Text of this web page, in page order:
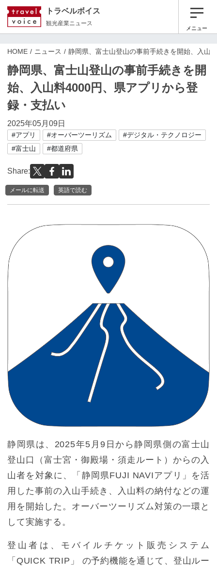
トラベルボイス
観光産業ニュース
メニュー
HOME ニュース 静岡県、富士山登山の事前手続きを開始、入山
静岡県、富士山登山の事前手続きを開
始、入山料4000円、県アプリから登
録・支払い
2025年05月09日
#アプリ #オーバーツーリズム
#デジタル・テクノロジー
#富士山
#都道府県
Share:
メールに転送 英語で読む
静岡県は、2025年5月9日から静岡県側の富士山
登山口（富士宮・御殿場・須走ルート）からの入
山者を対象に、「静岡県FUJI NAVIアプリ」を活
用した事前の入山手続き、入山料の納付などの運
用を開始した。オーバーツーリズム対策の一環と
して実施する。
登山者は、モバイルチケット販売システム
「QUICK TRIP」 の予約機能を通じて、登山ルー